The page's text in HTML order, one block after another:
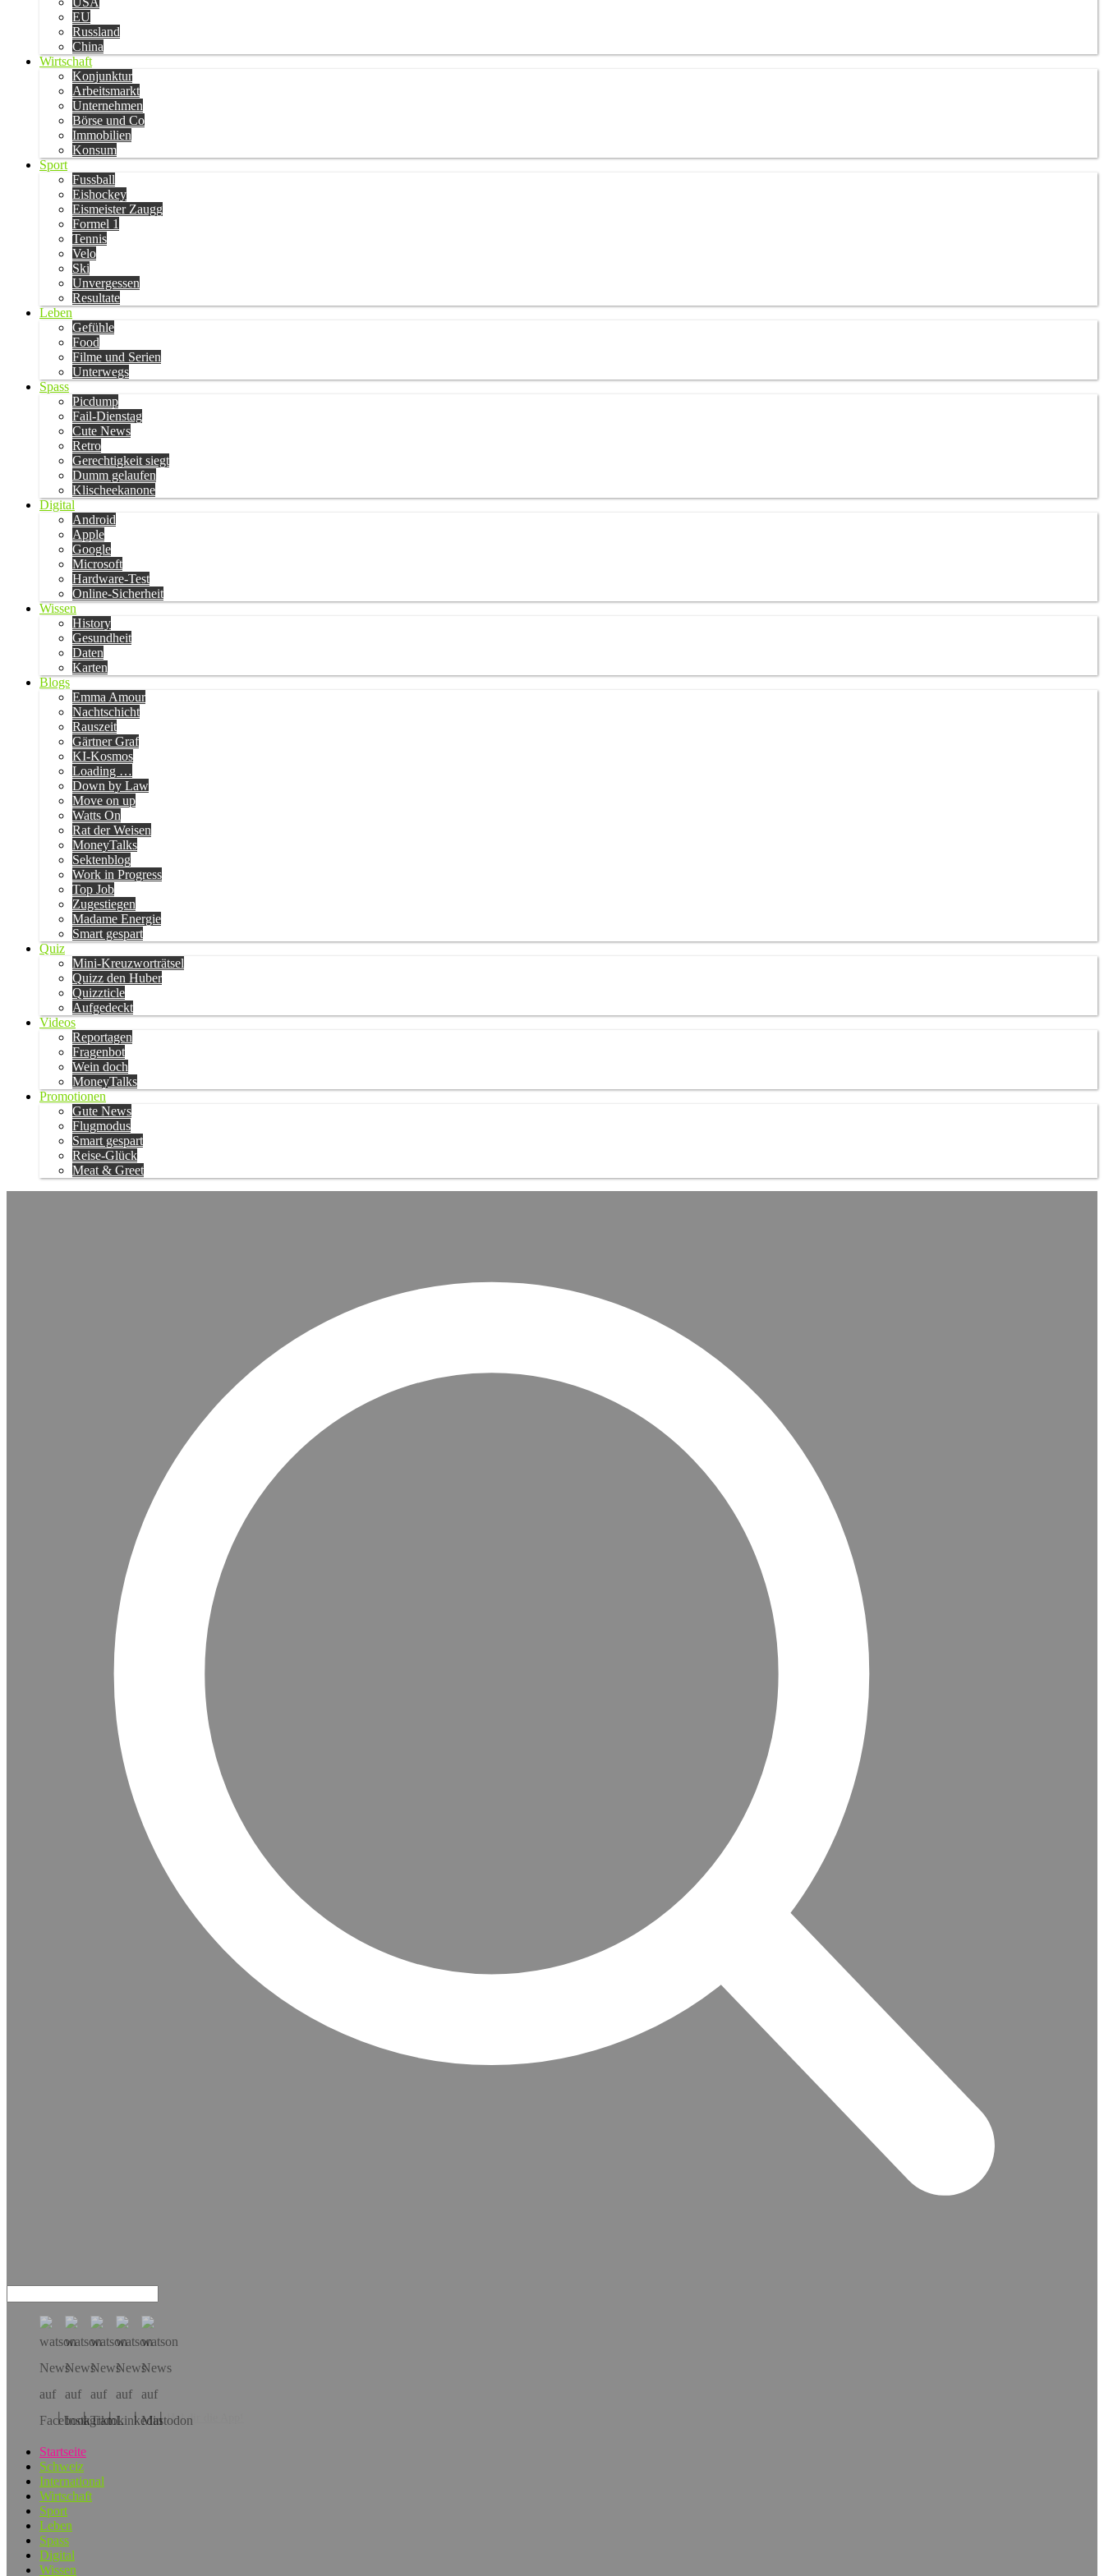
EU
Russland
China
Wirtschaft
Konjunktur
Arbeitsmarkt
Unternehmen
Börse und Co
Immobilien
Konsum
Sport
Fussball
Eishockey
Eismeister Zaugg
Formel 1
Tennis
Velo
Ski
Unvergessen
Resultate
Leben
Gefühle
Food
Filme und Serien
Unterwegs
Spass
Picdump
Fail-Dienstag
Cute News
Retro
Gerechtigkeit siegt
Dumm gelaufen
Klischeekanone
Digital
Android
Apple
Google
Microsoft
Hardware-Test
Online-Sicherheit
Wissen
History
Gesundheit
Daten
Karten
Blogs
Emma Amour
Nachtschicht
Rauszeit
Gärtner Graf
KI-Kosmos
Loading …
Down by Law
Move on up
Watts On
Rat der Weisen
MoneyTalks
Sektenblog
Work in Progress
Top Job
Zugestiegen
Madame Energie
Smart gespart
Quiz
Mini-Kreuzworträtsel
Quizz den Huber
Quizzticle
Aufgedeckt
Videos
Reportagen
Fragenbot
Wein doch
MoneyTalks
Promotionen
Gute News
Flugmodus
Smart gespart
Reise-Glück
Meat & Greet
Hol dir die App!
Startseite
Schweiz
International
Wirtschaft
Sport
Leben
Spass
Digital
Wissen